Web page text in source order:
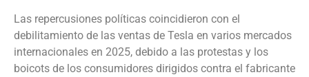
Las repercusiones políticas coincidieron con el
debilitamiento de las ventas de Tesla en varios mercados
internacionales en 2025, debido a las protestas y los
boicots de los consumidores dirigidos contra el fabricante